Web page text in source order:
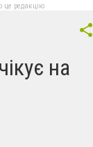
це редакцію
на